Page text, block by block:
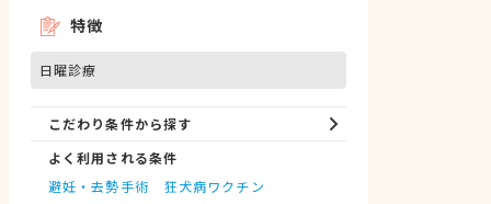
特徴
日曜診療
こだわり条件から探す
よく利用される条件
避妊・去勢手術
狂犬病ワクチン